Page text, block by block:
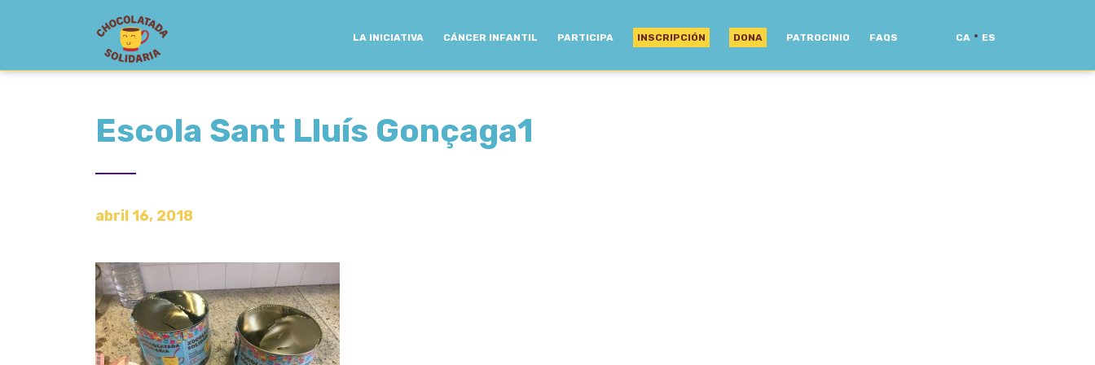
LA INICIATIVA CÁNCER INFANTIL PARTICIPA INSCRIPCIÓN DONA PATROCINIO FAQS CA · ES
Escola Sant Lluís Gonçaga1
abril 16, 2018